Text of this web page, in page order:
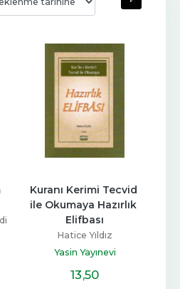
Kuranı Kerimi Tecvid
ile Okumaya Hazırlık
Elifbası
Hatice Yıldız
Yasin Yayınevi
13,50